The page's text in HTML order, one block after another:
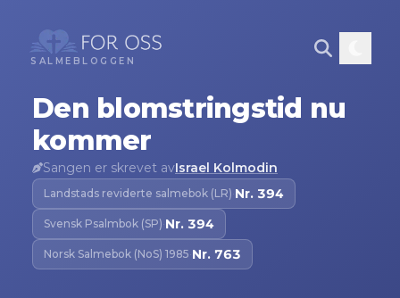
SALMEBLOGGEN
Den blomstringstid nu
kommer
Sangen er skrevet avIsrael Kolmodin
Landstads reviderte salmebok (LR)·Nr. 394
Svensk Psalmbok (SP)·Nr. 394
Norsk Salmebok (NoS) 1985·Nr. 763